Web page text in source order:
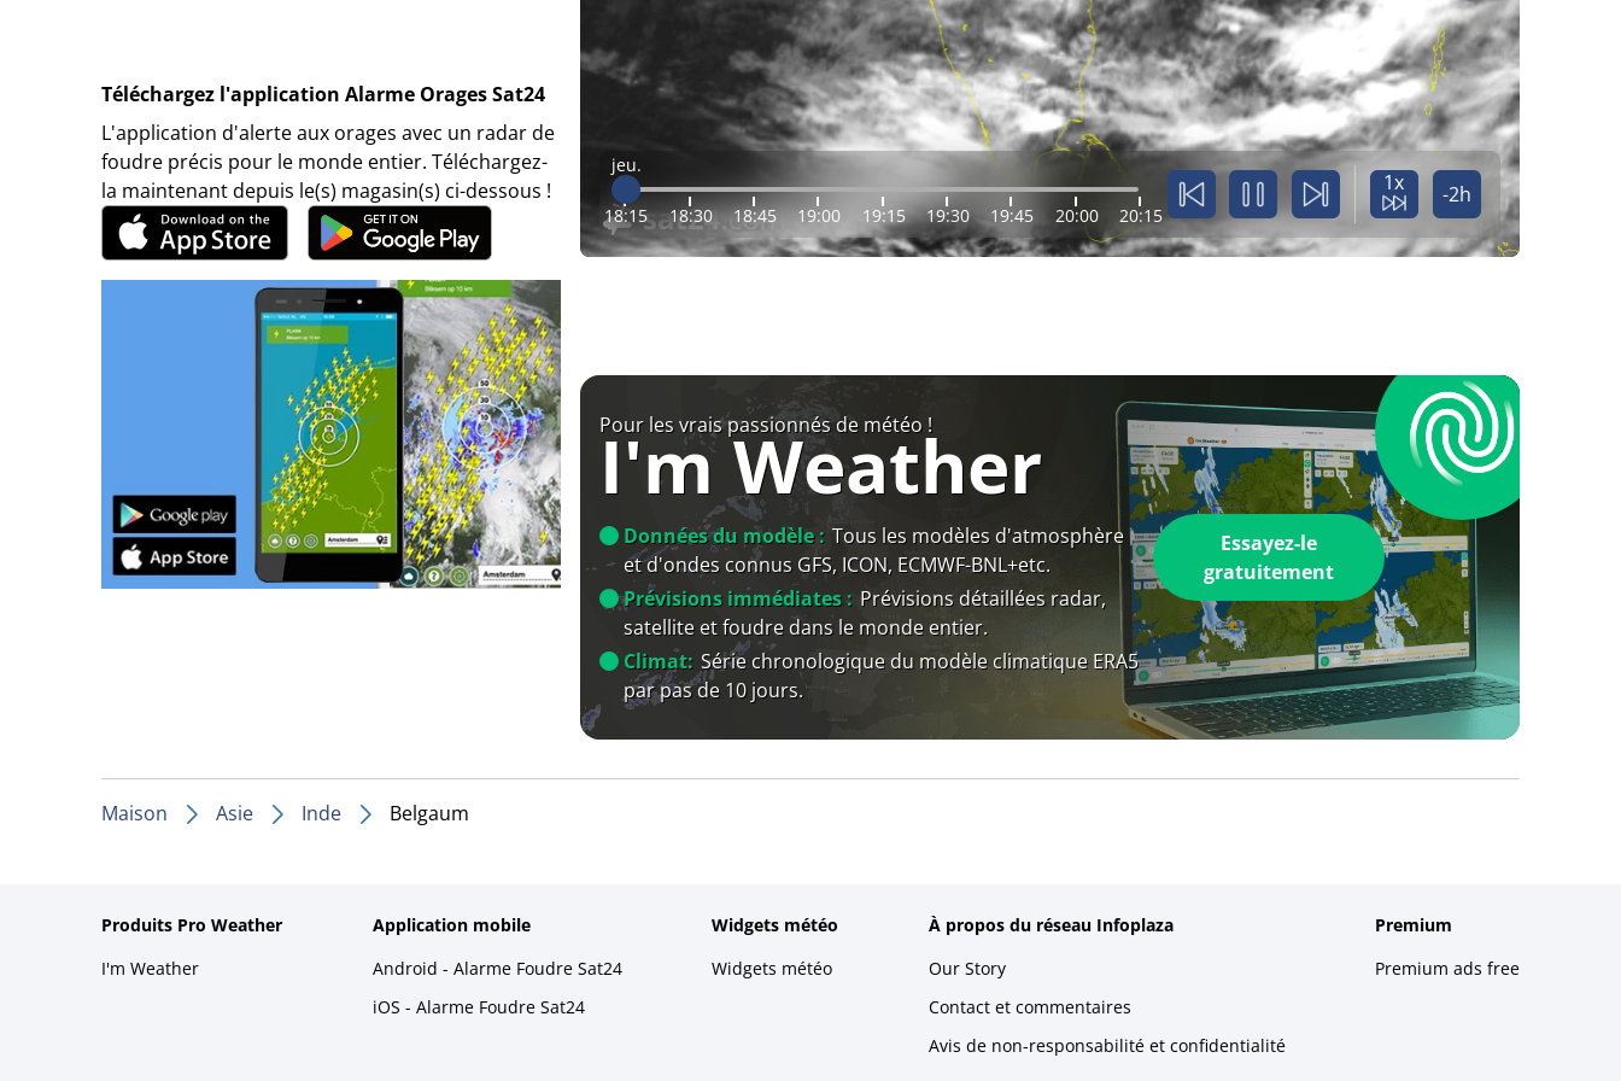
Téléchargez l'application Alarme Orages Sat24
L'application d'alerte aux orages avec un radar de
foudre précis pour le monde entier. Téléchargez-
la maintenant depuis le(s) magasin(s) ci-dessous !
jeu.
18:15 18:30 18:45 19:00 19:15 19:30 19:45 20:00 20:15
1x -2h
Pour les vrais passionnés de météo !
I'm Weather
Données du modèle : Tous les modèles d'atmosphère
et d'ondes connus GFS, ICON, ECMWF-BNL+etc.
Prévisions immédiates : Prévisions détaillées radar,
satellite et foudre dans le monde entier.
Climat: Série chronologique du modèle climatique ERA5
par pas de 10 jours.
Essayez-le
gratuitement
Maison Asie Inde Belgaum
Produits Pro Weather
I'm Weather
Application mobile
Android - Alarme Foudre Sat24
iOS - Alarme Foudre Sat24
Widgets météo
Widgets météo
À propos du réseau Infoplaza
Our Story
Contact et commentaires
Avis de non-responsabilité et confidentialité
Premium
Premium ads free